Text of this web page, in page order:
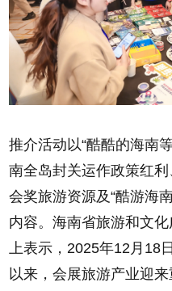
推介活动以“酷酷的海南
南全岛封关运作政策红
会奖旅游资源及“酷游海
内容。海南省旅游和文
上表示，2025年12月18
以来，会展旅游产业迎